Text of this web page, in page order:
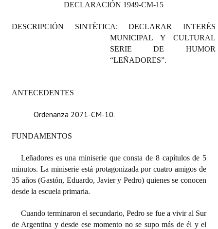
Carta Orgánica 2007
Reglamento Interno
Digesto
Organigrama
Informes de Gestión
DECLARACIÓN 1949-CM-15
DESCRIPCIÓN SINTÉTICA: DECLARAR INTERÉS
MUNICIPAL Y CULTURAL
SERIE DE HUMOR
“LEÑADORES”.
ANTECEDENTES
Ordenanza 2071-CM-10.
FUNDAMENTOS
Leñadores es una miniserie que consta de 8 capítulos de 5
minutos. La miniserie está protagonizada por cuatro amigos de
35 años (Gastón, Eduardo, Javier y Pedro) quienes se conocen
desde la escuela primaria.
Cuando terminaron el secundario, Pedro se fue a vivir al Sur
de Argentina y desde ese momento no se supo más de él y el